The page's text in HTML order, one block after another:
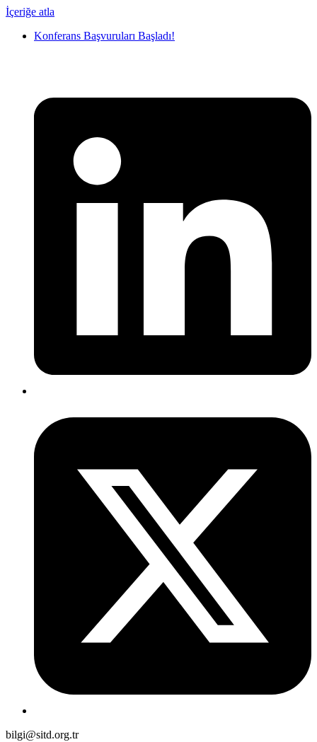
İçeriğe atla
Konferans Başvuruları Başladı!
bilgi@sitd.org.tr